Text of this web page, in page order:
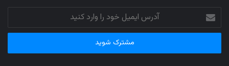
آدرس
ایمیل
خود
وارد